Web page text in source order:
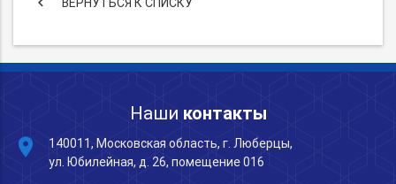
Наши контакты
place
140011, Московская область, г. Люберцы,
ул. Юбилейная, д. 26, помещение 016